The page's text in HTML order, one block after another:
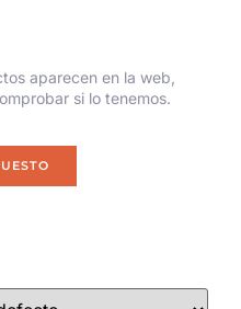
aparecen en la web,
si lo tenemos.